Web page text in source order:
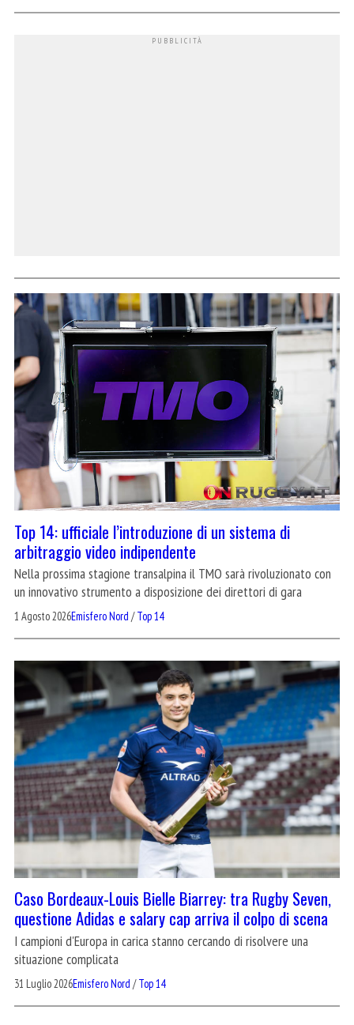
Top 14: ufficiale l’introduzione di un sistema di
arbitraggio video indipendente
Nella prossima stagione transalpina il TMO sarà rivoluzionato con
un innovativo strumento a disposizione dei direttori di gara
1 Agosto 2026Emisfero Nord /Top 14
Caso Bordeaux-Louis Bielle Biarrey: tra Rugby Seven,
questione Adidas e salary cap arriva il colpo di scena
I campioni d'Europa in carica stanno cercando di risolvere una
situazione complicata
31 Luglio 2026Emisfero Nord /Top 14